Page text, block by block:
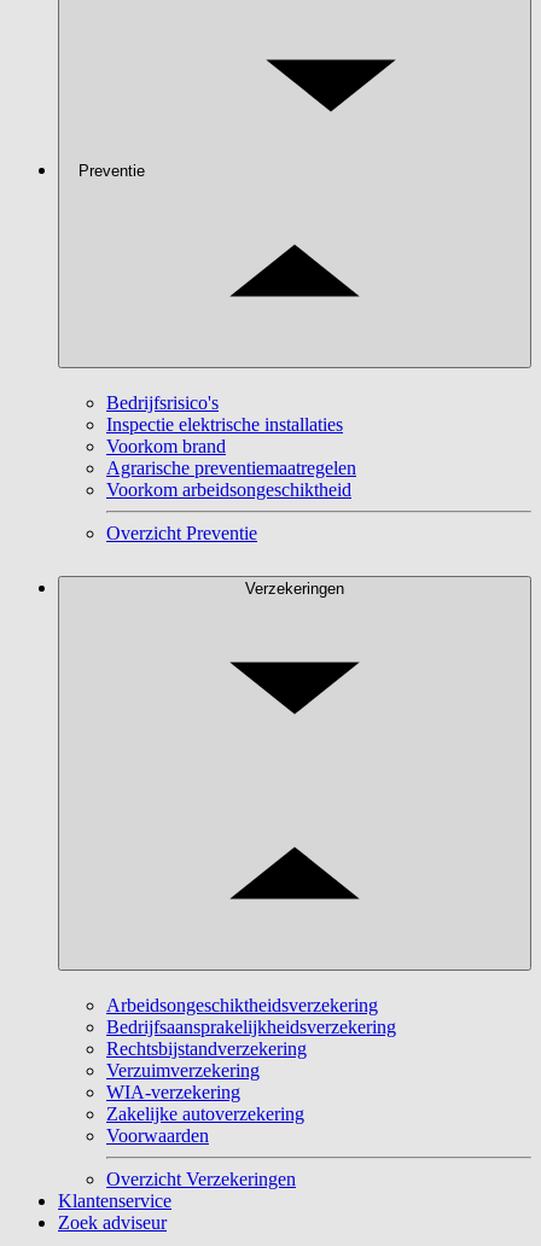
Preventie
Bedrijfsrisico's
Inspectie elektrische installaties
Voorkom brand
Agrarische preventiemaatregelen
Voorkom arbeidsongeschiktheid
Overzicht Preventie
Verzekeringen
Arbeidsongeschiktheidsverzekering
Bedrijfsaansprakelijkheidsverzekering
Rechtsbijstandverzekering
Verzuimverzekering
WIA-verzekering
Zakelijke autoverzekering
Voorwaarden
Overzicht Verzekeringen
Klantenservice
Zoek adviseur